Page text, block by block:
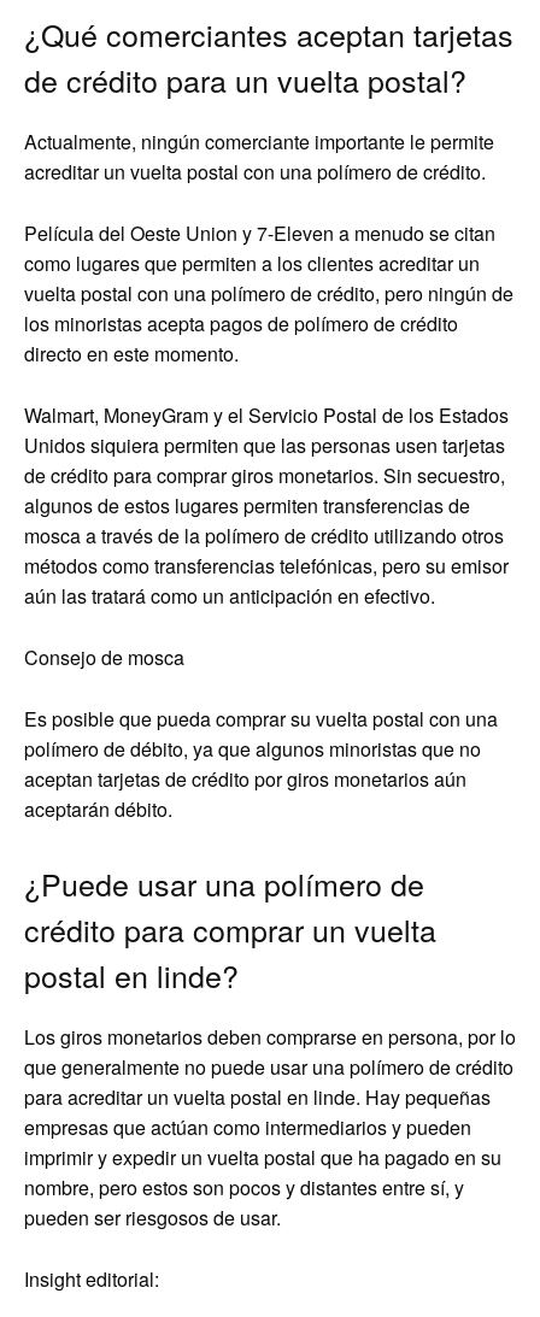
¿Qué comerciantes aceptan tarjetas
de crédito para un vuelta postal?
Actualmente, ningún comerciante importante le permite
acreditar un vuelta postal con una polímero de crédito.
Película del Oeste Union y 7-Eleven a menudo se citan
como lugares que permiten a los clientes acreditar un
vuelta postal con una polímero de crédito, pero ningún de
los minoristas acepta pagos de polímero de crédito
directo en este momento.
Walmart, MoneyGram y el Servicio Postal de los Estados
Unidos siquiera permiten que las personas usen tarjetas
de crédito para comprar giros monetarios. Sin secuestro,
algunos de estos lugares permiten transferencias de
mosca a través de la polímero de crédito utilizando otros
métodos como transferencias telefónicas, pero su emisor
aún las tratará como un anticipación en efectivo.
Consejo de mosca
Es posible que pueda comprar su vuelta postal con una
polímero de débito, ya que algunos minoristas que no
aceptan tarjetas de crédito por giros monetarios aún
aceptarán débito.
¿Puede usar una polímero de
crédito para comprar un vuelta
postal en linde?
Los giros monetarios deben comprarse en persona, por lo
que generalmente no puede usar una polímero de crédito
para acreditar un vuelta postal en linde. Hay pequeñas
empresas que actúan como intermediarios y pueden
imprimir y expedir un vuelta postal que ha pagado en su
nombre, pero estos son pocos y distantes entre sí, y
pueden ser riesgosos de usar.
Insight editorial: